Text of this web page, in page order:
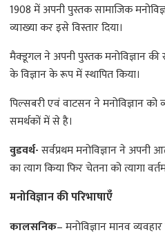
1908 में अपनी पुस्तक सामाजिक
व्याख्या कर इसे विस्तार दिया।
मैक्डूगल ने अपनी पुस्तक मनोविज्ञान की
के विज्ञान के रूप में स्थापित किया।
पिल्सबरी एवं वाटसन ने मनोविज्ञान
समर्थकों में से है।
वुडवर्थ-सर्वप्रथम मनोविज्ञान ने अपनी
का त्याग किया फिर चेतना को त्यागा
मनोविज्ञान की परिभाषाएँ
कालसनिक– मनोविज्ञान मानव व्यवहार